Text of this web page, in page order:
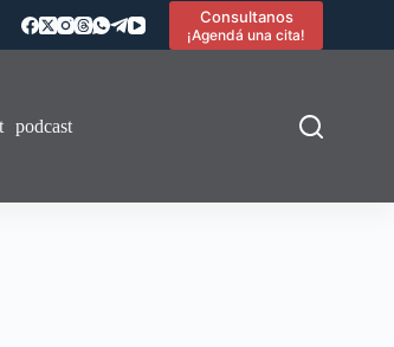
Consultanos
¡Agendá una cita!
podcast